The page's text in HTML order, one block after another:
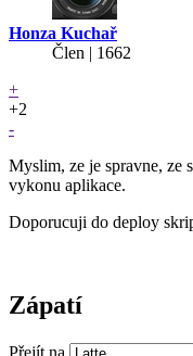
Honza Kuchař
Člen | 1662
+
+2
-
Myslim, ze je spravne, ze
vykonu aplikace.
Doporucuji do deploy
Zápatí
Přejít na